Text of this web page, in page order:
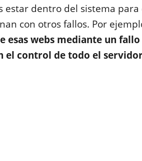
estar dentro del sistema
con otros fallos. Por
esas webs mediante un
el control de todo el